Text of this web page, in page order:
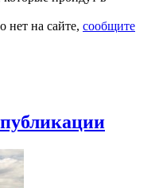
нет на сайте, сообщите